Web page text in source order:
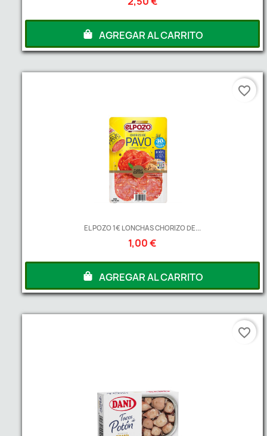
AGREGAR AL CARRITO
EL POZO 1€ LONCHAS CHORIZO DE...
1,00 €
AGREGAR AL CARRITO
favorite_border
favorite_border